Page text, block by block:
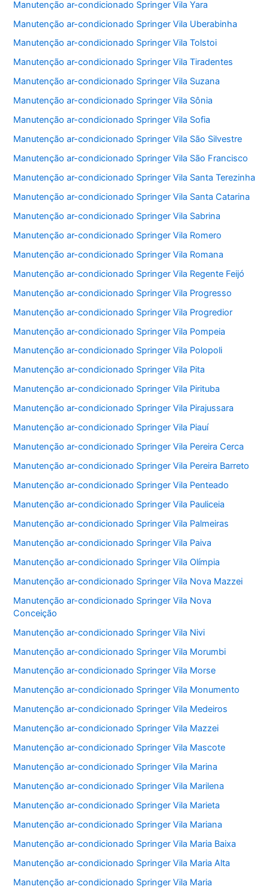
Manutenção ar-condicionado Springer Vila Yara
Manutenção ar-condicionado Springer Vila Uberabinha
Manutenção ar-condicionado Springer Vila Tolstoi
Manutenção ar-condicionado Springer Vila Tiradentes
Manutenção ar-condicionado Springer Vila Suzana
Manutenção ar-condicionado Springer Vila Sônia
Manutenção ar-condicionado Springer Vila Sofia
Manutenção ar-condicionado Springer Vila São Silvestre
Manutenção ar-condicionado Springer Vila São Francisco
Manutenção ar-condicionado Springer Vila Santa Terezinha
Manutenção ar-condicionado Springer Vila Santa Catarina
Manutenção ar-condicionado Springer Vila Sabrina
Manutenção ar-condicionado Springer Vila Romero
Manutenção ar-condicionado Springer Vila Romana
Manutenção ar-condicionado Springer Vila Regente Feijó
Manutenção ar-condicionado Springer Vila Progresso
Manutenção ar-condicionado Springer Vila Progredior
Manutenção ar-condicionado Springer Vila Pompeia
Manutenção ar-condicionado Springer Vila Polopoli
Manutenção ar-condicionado Springer Vila Pita
Manutenção ar-condicionado Springer Vila Pirituba
Manutenção ar-condicionado Springer Vila Pirajussara
Manutenção ar-condicionado Springer Vila Piauí
Manutenção ar-condicionado Springer Vila Pereira Cerca
Manutenção ar-condicionado Springer Vila Pereira Barreto
Manutenção ar-condicionado Springer Vila Penteado
Manutenção ar-condicionado Springer Vila Pauliceia
Manutenção ar-condicionado Springer Vila Palmeiras
Manutenção ar-condicionado Springer Vila Paiva
Manutenção ar-condicionado Springer Vila Olímpia
Manutenção ar-condicionado Springer Vila Nova Mazzei
Manutenção ar-condicionado Springer Vila Nova
Conceição
Manutenção ar-condicionado Springer Vila Nivi
Manutenção ar-condicionado Springer Vila Morumbi
Manutenção ar-condicionado Springer Vila Morse
Manutenção ar-condicionado Springer Vila Monumento
Manutenção ar-condicionado Springer Vila Medeiros
Manutenção ar-condicionado Springer Vila Mazzei
Manutenção ar-condicionado Springer Vila Mascote
Manutenção ar-condicionado Springer Vila Marina
Manutenção ar-condicionado Springer Vila Marilena
Manutenção ar-condicionado Springer Vila Marieta
Manutenção ar-condicionado Springer Vila Mariana
Manutenção ar-condicionado Springer Vila Maria Baixa
Manutenção ar-condicionado Springer Vila Maria Alta
Manutenção ar-condicionado Springer Vila Maria